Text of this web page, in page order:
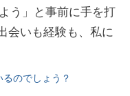
う」と事前に手を打
会いも経験も、私に
のでしょう？